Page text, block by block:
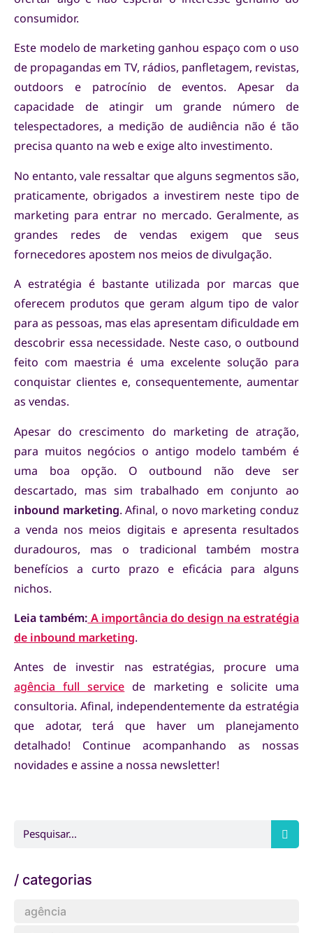
consumidor.
Este modelo de marketing ganhou espaço com o uso
de propagandas em TV, rádios, panfletagem, revistas,
outdoors e patrocínio de eventos. Apesar da
capacidade de atingir um grande número de
telespectadores, a medição de audiência não é tão
precisa quanto na web e exige alto investimento.
No entanto, vale ressaltar que alguns segmentos são,
praticamente, obrigados a investirem neste tipo de
marketing para entrar no mercado. Geralmente, as
grandes redes de vendas exigem que seus
fornecedores apostem nos meios de divulgação.
A estratégia é bastante utilizada por marcas que
oferecem produtos que geram algum tipo de valor
para as pessoas, mas elas apresentam dificuldade em
descobrir essa necessidade. Neste caso, o outbound
feito com maestria é uma excelente solução para
conquistar clientes e, consequentemente, aumentar
as vendas.
Apesar do crescimento do marketing de atração,
para muitos negócios o antigo modelo também é
uma boa opção. O outbound não deve ser
descartado, mas sim trabalhado em conjunto ao
inbound marketing. Afinal, o novo marketing conduz
a venda nos meios digitais e apresenta resultados
duradouros, mas o tradicional também mostra
benefícios a curto prazo e eficácia para alguns
nichos.
Leia também: A importância do design na estratégia
de inbound marketing.
Antes de investir nas estratégias, procure uma
agência full service de marketing e solicite uma
consultoria. Afinal, independentemente da estratégia
que adotar, terá que haver um planejamento
detalhado! Continue acompanhando as nossas
novidades e assine a nossa newsletter!
/ categorias
agência